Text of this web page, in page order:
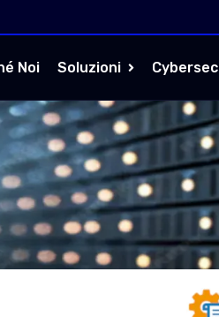
Noi Soluzioni